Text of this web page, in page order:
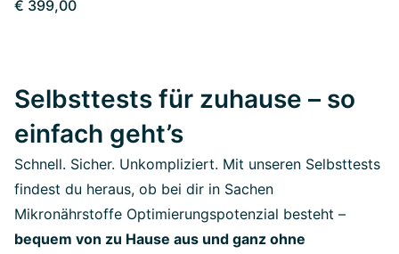
€ 399,00
Selbsttests für zuhause – so
einfach geht’s
Schnell. Sicher. Unkompliziert. Mit unseren Selbsttests
findest du heraus, ob bei dir in Sachen
Mikronährstoffe Optimierungspotenzial besteht –
bequem von zu Hause aus und ganz ohne